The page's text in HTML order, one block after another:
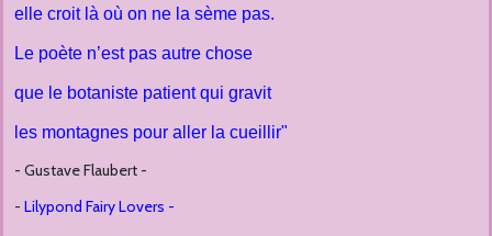
elle croit là où on ne la sème pas.
Le poète n’est pas autre chose
que le botaniste patient qui gravit
les montagnes pour aller la cueillir"
- Gustave Flaubert -
- Lilypond Fairy Lovers -